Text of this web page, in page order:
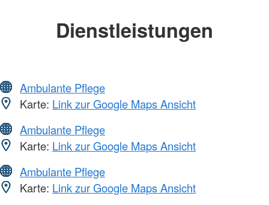
Dienstleistungen
Ambulante Pflege
Karte: Link zur Google Maps Ansicht
Ambulante Pflege
Karte: Link zur Google Maps Ansicht
Ambulante Pflege
Karte: Link zur Google Maps Ansicht